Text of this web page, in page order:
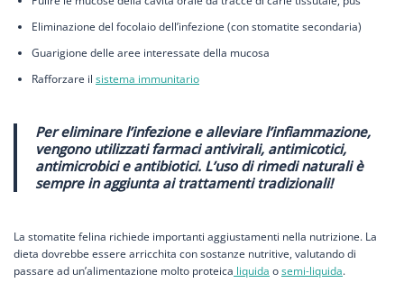
Eliminazione del focolaio dell’infezione (con stomatite secondaria)
Guarigione delle aree interessate della mucosa
Rafforzare il sistema immunitario
Per eliminare l’infezione e alleviare l’infiammazione,
vengono utilizzati farmaci antivirali, antimicotici,
antimicrobici e antibiotici. L’uso di rimedi naturali è
sempre in aggiunta ai trattamenti tradizionali!
La stomatite felina richiede importanti aggiustamenti nella nutrizione. La
dieta dovrebbe essere arricchita con sostanze nutritive, valutando di
passare ad un’alimentazione molto proteica liquida osemi-liquida.